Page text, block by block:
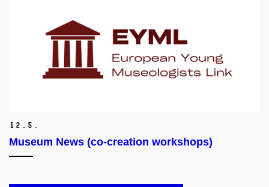
12. 5.
Museum News (co-creation workshops)